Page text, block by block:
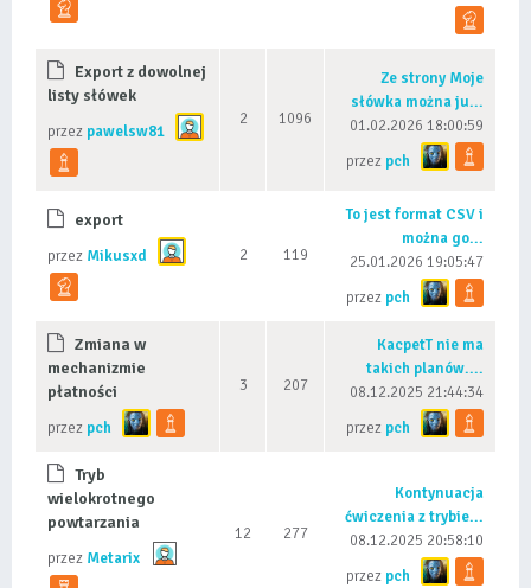
Export z dowolnej
listy słówek
przez pawelsw81
2 1096
Ze strony Moje
słówka można ju...
01.02.2026 18:00:59
przez pch
export
przez Mikusxd 2 119
To jest format CSV i
można go...
25.01.2026 19:05:47
przez pch
Zmiana w
mechanizmie
płatności
przez pch
3 207
KacpetT nie ma
takich planów....
08.12.2025 21:44:34
przez pch
Tryb
wielokrotnego
powtarzania
przez Metarix
12 277
Kontynuacja
ćwiczenia z trybie...
08.12.2025 20:58:10
przez pch